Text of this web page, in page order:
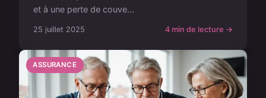
et à une perte de couve...
25 juillet 2025 4 min de lecture →
ASSURANCE